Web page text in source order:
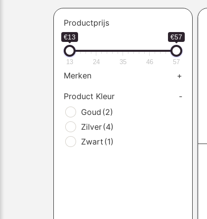
Productprijs
€13 €57
13 24 35 46 57
Merken +
Product Kleur
-
Goud (2)
Zilver(4)
Zwart (1)